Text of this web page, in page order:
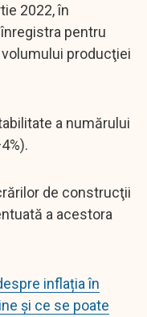
2022, în
pentru
producţiei
a numărului
de construcţii
a acestora
inflația în
și ce se poate